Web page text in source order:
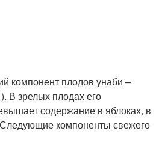
компонент плодов унаби –
В зрелых плодах его
содержание в яблоках, в
компоненты свежего